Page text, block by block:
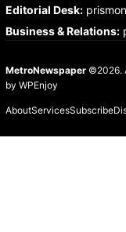
Editorial Desk:
Business & Relations:
MetroNewspaper©2026.
by WPEnjoy
AboutServicesSubscribe